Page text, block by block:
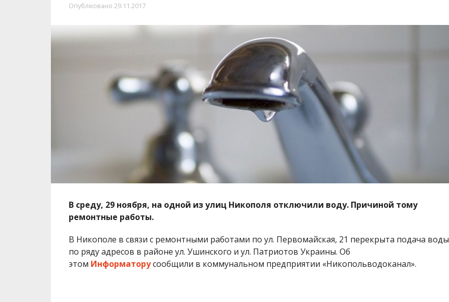
Опубліковано 29.11.2017
В среду, 29 ноября, на одной из улиц Никополя отключили воду. Причиной тому
ремонтные работы.
В Никополе в связи с ремонтными работами по ул. Первомайская, 21 перекрыта подача воды
по ряду адресов в районе ул. Ушинского и ул. Патриотов Украины. Об
этом Информаторусообщили в коммунальном предприятии «Никопольводоканал».